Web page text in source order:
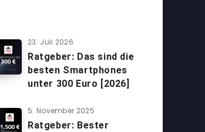
23. Juli 2026
Ratgeber: Das sind die
besten Smartphones
unter 300 Euro [2026]
5. November 2025
Ratgeber: Bester